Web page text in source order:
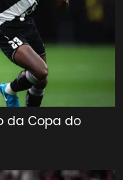
da Copa do